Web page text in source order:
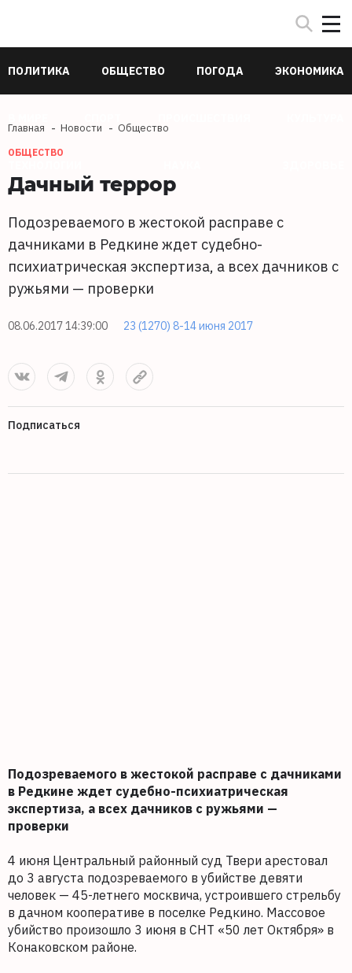
ПОЛИТИКА ОБЩЕСТВО ПОГОДА ЭКОНОМИКА
Главная Новости Общество
ОБЩЕСТВО
Дачный террор
Подозреваемого в жестокой расправе с
дачниками в Редкине ждет судебно-
психиатрическая экспертиза, а всех дачников с
ружьями — проверки
08.06.2017 14:39:00 23 (1270) 8-14 июня 2017
Подписаться
Подозреваемого в жестокой расправе с дачниками
в Редкине ждет судебно-психиатрическая
экспертиза, а всех дачников с ружьями —
проверки
4 июня Центральный районный суд Твери арестовал
до 3 августа подозреваемого в убийстве девяти
человек — 45-летнего москвича, устроившего стрельбу
в дачном кооперативе в поселке Редкино. Массовое
убийство произошло 3 июня в СНТ «50 лет Октября» в
Конаковском районе.